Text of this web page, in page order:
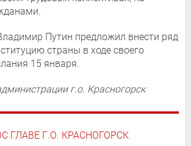
Путин предложил внести ряд
страны в ходе своего
15 января.
г.о. Красногорск
ГЛАВЕ Г.О. КРАСНОГОРСК